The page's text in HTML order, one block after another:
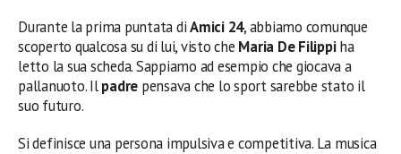
Durante la prima puntata diAmici 24, abbiamo comunque
scoperto qualcosa su di lui, visto che Maria De Filippiha
letto la sua scheda. Sappiamo ad esempio che giocava a
pallanuoto. Ilpadre pensava che lo sport sarebbe stato il
suo futuro.
Si definisce una persona impulsiva e competitiva. La musica